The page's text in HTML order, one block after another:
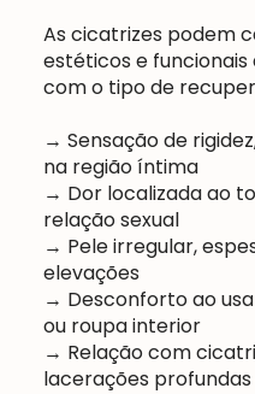
As cicatrizes podem
estéticos e
com o tipo de
→ Sensação de
na região íntima
→ Dor localizada ao
relação sexual
→ Pele irregular,
elevações
→ Desconforto ao
ou roupa interior
→ Relação com
lacerações profundas